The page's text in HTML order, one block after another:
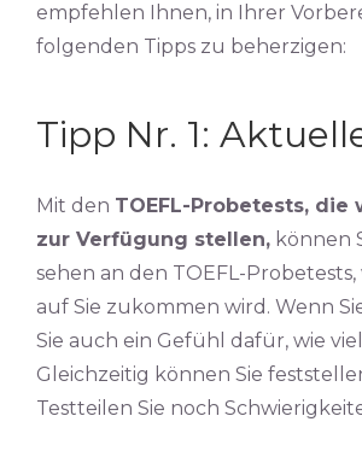
empfehlen Ihnen, in Ihrer
folgenden Tipps zu beherzigen:
Tipp Nr. 1:
Mit den TOEFL-Probetests,
zur Verfügung stellen, können
sehen an den TOEFL-
auf Sie zukommen wird. Wenn
Sie auch ein Gefühl dafür, wie
Gleichzeitig können Sie
Testteilen Sie noch